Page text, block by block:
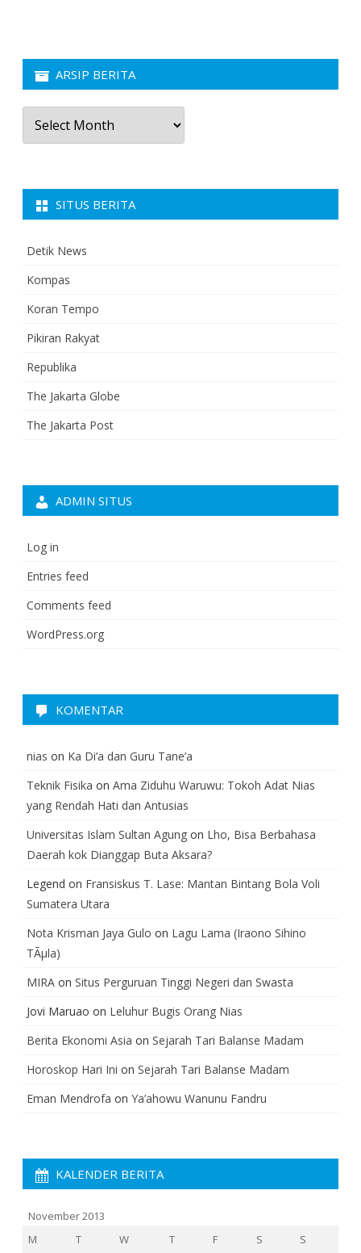
ARSIP BERITA
Arsip
Berita
SITUS BERITA
Detik News
Kompas
Koran Tempo
Pikiran Rakyat
Republika
The Jakarta Globe
The Jakarta Post
ADMIN SITUS
Log in
Entries feed
Comments feed
WordPress.org
KOMENTAR
nias on Ka Di’a dan Guru Tane’a
Teknik Fisika on Ama Ziduhu Waruwu: Tokoh Adat Nias
yang Rendah Hati dan Antusias
Universitas Islam Sultan Agung on Lho, Bisa Berbahasa
Daerah kok Dianggap Buta Aksara?
Legend on Fransiskus T. Lase: Mantan Bintang Bola Voli
Sumatera Utara
Nota Krisman Jaya Gulo on Lagu Lama (Iraono Sihino
TÃµla)
MIRA on Situs Perguruan Tinggi Negeri dan Swasta
Jovi Maruao on Leluhur Bugis Orang Nias
Berita Ekonomi Asia on Sejarah Tari Balanse Madam
Horoskop Hari Ini on Sejarah Tari Balanse Madam
Eman Mendrofa on Ya’ahowu Wanunu Fandru
KALENDER BERITA
November 2013
M
T W T F S S